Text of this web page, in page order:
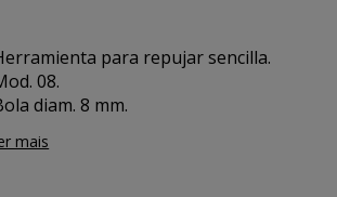
para repujar sencilla.
08.
diam. 8 mm.
mais